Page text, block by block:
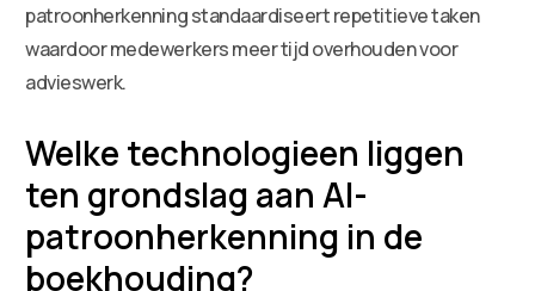
patroonherkenning standaardiseert repetitieve taken
waardoor medewerkers meer tijd overhouden voor
advieswerk.
Welke technologieen liggen
ten grondslag aan AI-
patroonherkenning in de
boekhouding?